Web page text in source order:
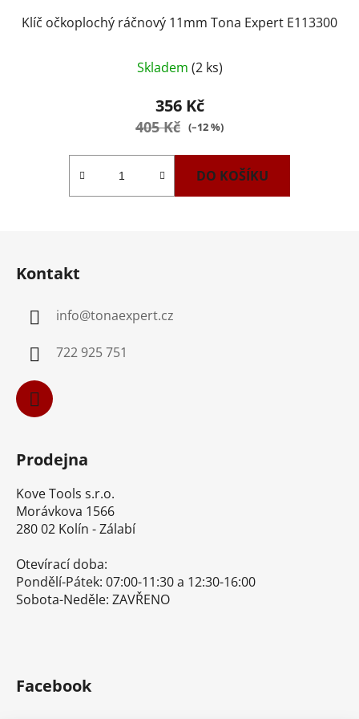
Klíč očkoplochý ráčnový 11mm Tona Expert E113300
Skladem (2 ks)
356 Kč
405 Kč (–12 %)
DO KOŠÍKU
Kontakt
info@tonaexpert.cz
722 925 751
Prodejna
Kove Tools s.r.o.
Morávkova 1566
280 02 Kolín - Zálabí
Otevírací doba:
Pondělí-Pátek: 07:00-11:30 a 12:30-16:00
Sobota-Neděle: ZAVŘENO
Facebook